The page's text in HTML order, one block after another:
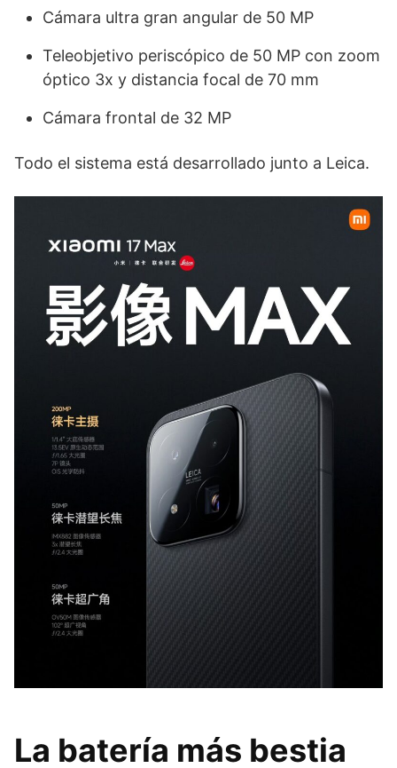
Cámara ultra gran angular de 50 MP
Teleobjetivo periscópico de 50 MP con zoom
óptico 3x y distancia focal de 70 mm
Cámara frontal de 32 MP
Todo el sistema está desarrollado junto a Leica.
La batería más bestia